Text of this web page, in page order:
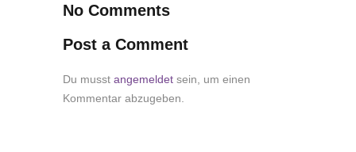
No Comments
Post a Comment
Du musst angemeldet sein, um einen
Kommentar abzugeben.